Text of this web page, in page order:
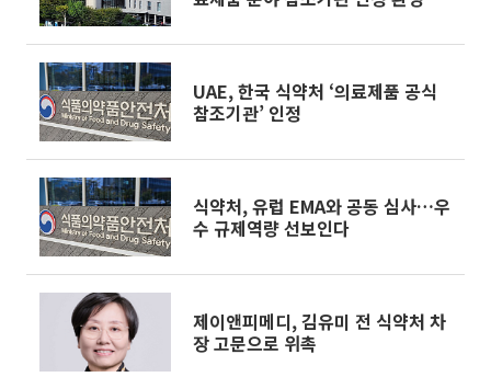
UAE, 한국 식약처 ‘의료제품 공식
참조기관’ 인정
식약처, 유럽 EMA와 공동 심사…우
수 규제역량 선보인다
제이앤피메디, 김유미 전 식약처 차
장 고문으로 위촉